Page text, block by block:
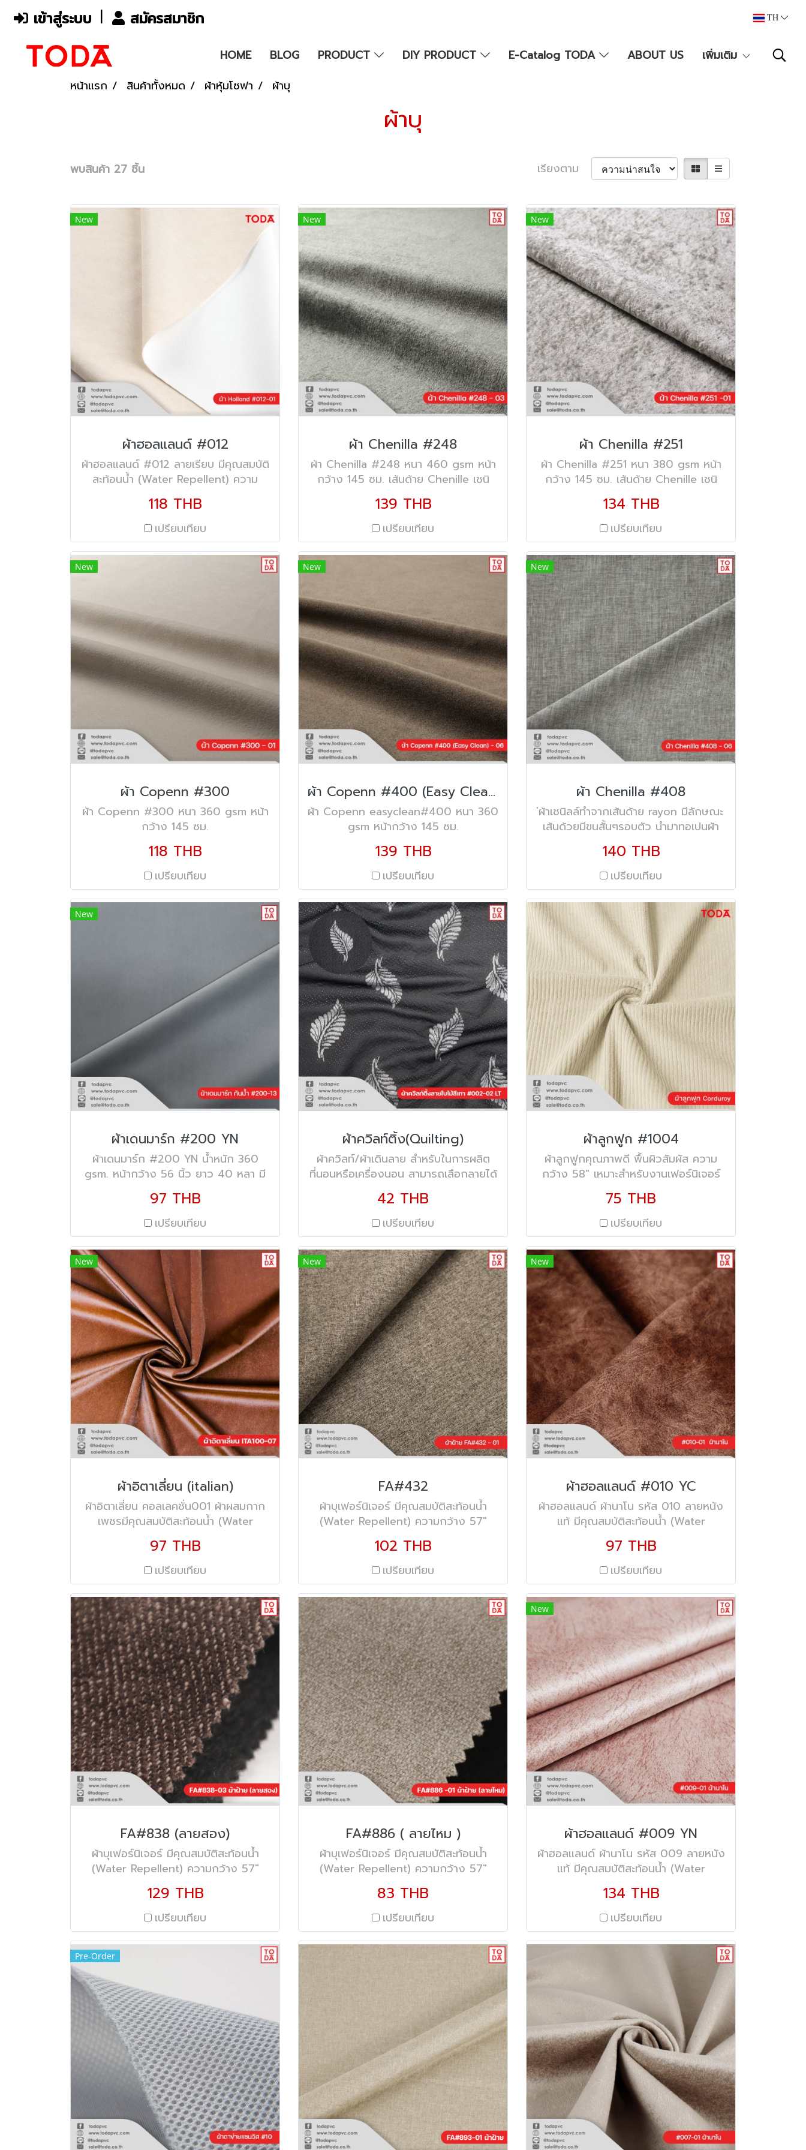
เข้าสู่ระบบ สมัครสมาชิก TH
HOME BLOG PRODUCT DIY PRODUCT E-Catalog TODA ABOUT US
เพิ่มเติม
หน้าแรก
สินค้าทั้งหมด ผ้าหุ้มโซฟา ผ้าบุ
ผ้าบุ
พบสินค้า 27 ชิ้น เรียงตาม
New
ผ้าฮอลแลนด์ #012
ผ้าฮอลแลนด์ #012 ลายเรียบ มีคุณสมบัติ
สะท้อนน้ำ (Water Repellent) ความ
กว้าง 57" น้ำหนัก 360 gsm.
118 THB
เปรียบเทียบ
New
ผ้า Chenilla #248
ผ้า Chenilla #248 หนา 460 gsm หน้า
กว้าง 145 ซม. เส้นด้าย Chenille เชนิ
ลล์+Polyester
139 THB
เปรียบเทียบ
New
ผ้า Chenilla #251
ผ้า Chenilla #251 หนา 380 gsm หน้า
กว้าง 145 ซม. เส้นด้าย Chenille เชนิ
ลล์+Polyester
134 THB
เปรียบเทียบ
New
ผ้า Copenn #300
ผ้า Copenn #300 หนา 360 gsm หน้า
กว้าง 145 ซม.
118 THB
เปรียบเทียบ
New
ผ้า Copenn #400 (Easy Clean)
ผ้า Copenn easyclean#400 หนา 360
gsm หน้ากว้าง 145 ซม.
139 THB
เปรียบเทียบ
New
ผ้า Chenilla #408
่ผ้าเชนิลล์ทำจากเส้นด้าย rayon มีลักษณะ
เส้นด้วยมีขนสั้นๆรอบตัว นำมาทอเปนผ้า
เชนิลล์ มีคุณลักษณะนิ่ม ฟู เงางาม
140 THB
เปรียบเทียบ
New
ผ้าเดนมาร์ก #200 YN
ผ้าเดนมาร์ก #200 YN น้ำหนัก 360
gsm. หน้ากว้าง 56 นิ้ว ยาว 40 หลา มี
คุณสมบัติสะท้อนน้ำ (Water Repellent)
97 THB
เปรียบเทียบ
ผ้าควิลท์ติ้ง(Quilting)
ผ้าควิลท์/ผ้าเดินลาย สำหรับในการผลิต
ที่นอนหรือเครื่องนอน สามารถเลือกลายได้
หลากหลายรูปแบบ ความหนา : 180 gsm.
- 220 gsm ความกว้าง 2.20 เมตร
42 THB
เปรียบเทียบ
ผ้าลูกฟูก #1004
ผ้าลูกฟูกคุณภาพดี พื้นผิวสัมผัส ความ
กว้าง 58" เหมาะสำหรับงานเฟอร์นิเจอร์
**สินค้าพรีออเดอร์ ระยะเวลารอสินค้า 30
วัน (1 เดือน) สั่งขั้นต่ำ 200 หลา*
75 THB
เปรียบเทียบ
New
ผ้าอิตาเลี่ยน (italian)
ผ้าอิตาเลี่ยน คอลเลคชั่น001 ผ้าผสมกาก
เพชรมีคุณสมบัติสะท้อนน้ำ (Water
Repellent) ความกว้าง 57" 40หลา ผ้าที่
มีการสั่งทอขึ้นมาเป็นพิเศษ ผสมกากเพชร
คุณสมบัติกันน้ำมีความหนานุ่มให้ความรู้สึก
นุ่มสบาย ระบายความร้อน สัมผัสแล้วไม่
เกิดรอยนิ้วมือ เหมาะสำหรับทำเตียง หัว
เตียง โซฟา
97 THB
เปรียบเทียบ
New
FA#432
ผ้าบุเฟอร์นิเจอร์ มีคุณสมบัติสะท้อนน้ำ
(Water Repellent) ความกว้าง 57"
(145 ซม.) ความหนา 310 gsm/sqm.
102 THB
เปรียบเทียบ
New
ผ้าฮอลแลนด์ #010 YC
ผ้าฮอลแลนด์ ผ้านาโน รหัส 010 ลายหนัง
แท้ มีคุณสมบัติสะท้อนน้ำ (Water
Repellent) ความกว้าง 57" น้ำหนัก 300
กรัม/ตร.ม
97 THB
เปรียบเทียบ
FA#838 (ลายสอง)
ผ้าบุเฟอร์นิเจอร์ มีคุณสมบัติสะท้อนน้ำ
(Water Repellent) ความกว้าง 57"
(145 ซม.) ความหนา 440 gsm/sqm.
129 THB
เปรียบเทียบ
FA#886 ( ลายไหม )
ผ้าบุเฟอร์นิเจอร์ มีคุณสมบัติสะท้อนน้ำ
(Water Repellent) ความกว้าง 57"
(145 ซม.) ความหนา 280 gsm/sqm.
83 THB
เปรียบเทียบ
New
ผ้าฮอลแลนด์ #009 YN
ผ้าฮอลแลนด์ ผ้านาโน รหัส 009 ลายหนัง
แท้ มีคุณสมบัติสะท้อนน้ำ (Water
Repellent) ความกว้าง 56" น้ำหนัก 360
กรัม/ตร.ม
134 THB
เปรียบเทียบ
Pre-Order